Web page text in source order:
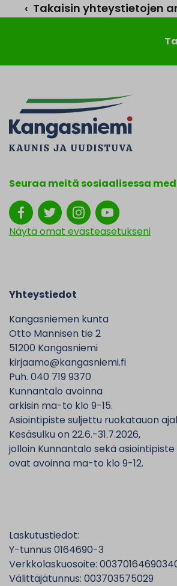
‹ Takaisin yhteystietojen
Seuraa meitä sosiaalisessa
Näytä omat evästeasetukseni
Yhteystiedot
Kangasniemen kunta
Otto Mannisen tie 2
51200 Kangasniemi
kirjaamo@kangasniemi.fi
Puh. 040 719 9370
Kunnantalo avoinna
arkisin ma-to klo 9-15.
Asiointipiste suljettu ruokatauon
Kesäsulku on 22.6.-31.7.2026,
jolloin Kunnantalo sekä asiointipiste
ovat avoinna ma-to klo 9-12.
Laskutustiedot:
Y-tunnus 0164690-3
Verkkolaskuosoite:
Välittäjätunnus: 003703575029